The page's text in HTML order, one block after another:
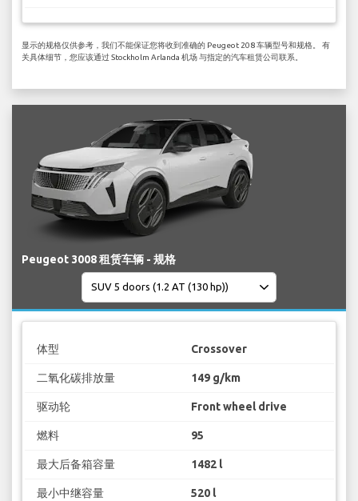
显示的规格仅供参考，我们不能保证您将收到准确的 Peugeot 208 车辆型号和规格。 有
关具体细节，您应该通过 Stockholm Arlanda 机场 与指定的汽车租赁公司联系。
Peugeot 3008 租赁车辆 - 规格
体型 Crossover
二氧化碳排放量 149 g/km
驱动轮 Front wheel drive
燃料 95
最大后备箱容量 1482 l
最小中继容量 520 l